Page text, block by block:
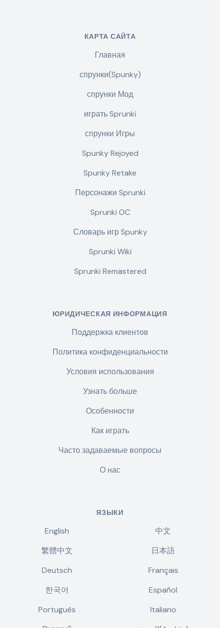
КАРТА САЙТА
Главная
спрунки(Spunky)
спрунки Мод
играть Sprunki
спрунки Игры
Spunky Rejoyed
Spunky Retake
Персонажи Sprunki
Sprunki OC
Словарь игр Spunky
Sprunki Wiki
Sprunki Remastered
ЮРИДИЧЕСКАЯ ИНФОРМАЦИЯ
Поддержка клиентов
Политика конфиденциальности
Условия использования
Узнать больше
Особенности
Как играть
Часто задаваемые вопросы
О нас
ЯЗЫКИ
English
中文
繁體中文
日本語
Deutsch
Français
한국어
Español
Português
Italiano